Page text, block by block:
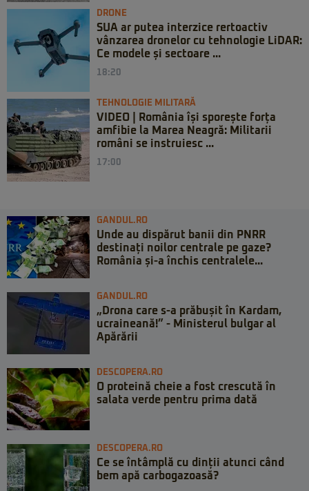
DRONE
SUA ar putea interzice rertoactiv
vânzarea dronelor cu tehnologie LiDAR:
Ce modele și sectoare ...
18:20
TEHNOLOGIE MILITARĂ
VIDEO | România își sporește forța
amfibie la Marea Neagră: Militarii
români se instruiesc ...
17:00
GANDUL.RO
Unde au dispărut banii din PNRR
destinați noilor centrale pe gaze?
România și-a închis centralele...
GANDUL.RO
„Drona care s-a prăbușit în Kardam,
ucraineană!” - Ministerul bulgar al
Apărării
DESCOPERA.RO
O proteină cheie a fost crescută în
salata verde pentru prima dată
DESCOPERA.RO
Ce se întâmplă cu dinții atunci când
bem apă carbogazoasă?